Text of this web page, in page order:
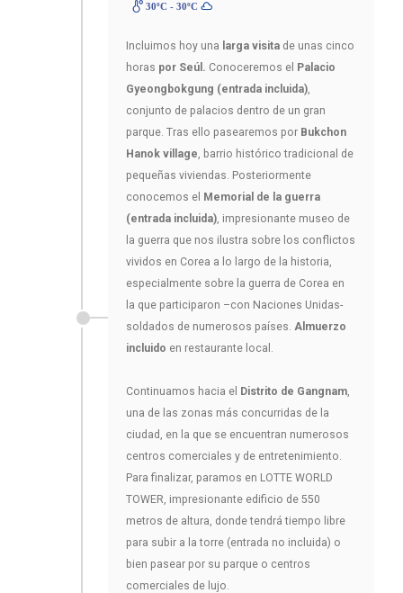
30ºC - 30ºC
Incluimos hoy una larga visita de unas cinco
horas por Seúl. Conoceremos el Palacio
Gyeongbokgung (entrada incluida),
conjunto de palacios dentro de un gran
parque. Tras ello pasearemos por Bukchon
Hanok village, barrio histórico tradicional de
pequeñas viviendas. Posteriormente
conocemos el Memorial de la guerra
(entrada incluida), impresionante museo de
la guerra que nos ilustra sobre los conflictos
vividos en Corea a lo largo de la historia,
especialmente sobre la guerra de Corea en
la que participaron –con Naciones Unidas-
soldados de numerosos países. Almuerzo
incluido en restaurante local.
Continuamos hacia el Distrito de Gangnam,
una de las zonas más concurridas de la
ciudad, en la que se encuentran numerosos
centros comerciales y de entretenimiento.
Para finalizar, paramos en LOTTE WORLD
TOWER, impresionante edificio de 550
metros de altura, donde tendrá tiempo libre
para subir a la torre (entrada no incluida) o
bien pasear por su parque o centros
comerciales de lujo.